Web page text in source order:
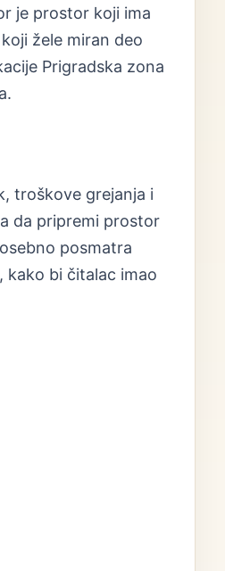
je prostor koji ima
žele miran deo
Prigradska zona
troškove grejanja i
da pripremi prostor
posmatra
kako bi čitalac imao